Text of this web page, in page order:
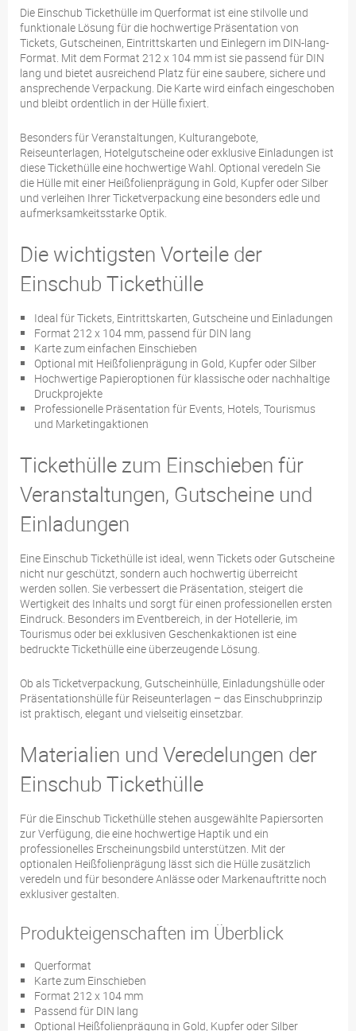
Die Einschub Tickethülle im Querformat ist eine stilvolle und
funktionale Lösung für die hochwertige Präsentation von
Tickets, Gutscheinen, Eintrittskarten und Einlegern im DIN-lang-
Format. Mit dem Format 212 x 104 mm ist sie passend für DIN
lang und bietet ausreichend Platz für eine saubere, sichere und
ansprechende Verpackung. Die Karte wird einfach eingeschoben
und bleibt ordentlich in der Hülle fixiert.
Besonders für Veranstaltungen, Kulturangebote,
Reiseunterlagen, Hotelgutscheine oder exklusive Einladungen ist
diese Tickethülle eine hochwertige Wahl. Optional veredeln Sie
die Hülle mit einer Heißfolienprägung in Gold, Kupfer oder Silber
und verleihen Ihrer Ticketverpackung eine besonders edle und
aufmerksamkeitsstarke Optik.
Die wichtigsten Vorteile der
Einschub Tickethülle
Ideal für Tickets, Eintrittskarten, Gutscheine und Einladungen
Format 212 x 104 mm, passend für DIN lang
Karte zum einfachen Einschieben
Optional mit Heißfolienprägung in Gold, Kupfer oder Silber
Hochwertige Papieroptionen für klassische oder nachhaltige
Druckprojekte
Professionelle Präsentation für Events, Hotels, Tourismus
und Marketingaktionen
Tickethülle zum Einschieben für
Veranstaltungen, Gutscheine und
Einladungen
Eine Einschub Tickethülle ist ideal, wenn Tickets oder Gutscheine
nicht nur geschützt, sondern auch hochwertig überreicht
werden sollen. Sie verbessert die Präsentation, steigert die
Wertigkeit des Inhalts und sorgt für einen professionellen ersten
Eindruck. Besonders im Eventbereich, in der Hotellerie, im
Tourismus oder bei exklusiven Geschenkaktionen ist eine
bedruckte Tickethülle eine überzeugende Lösung.
Ob als Ticketverpackung, Gutscheinhülle, Einladungshülle oder
Präsentationshülle für Reiseunterlagen – das Einschubprinzip
ist praktisch, elegant und vielseitig einsetzbar.
Materialien und Veredelungen der
Einschub Tickethülle
Für die Einschub Tickethülle stehen ausgewählte Papiersorten
zur Verfügung, die eine hochwertige Haptik und ein
professionelles Erscheinungsbild unterstützen. Mit der
optionalen Heißfolienprägung lässt sich die Hülle zusätzlich
veredeln und für besondere Anlässe oder Markenauftritte noch
exklusiver gestalten.
Produkteigenschaften im Überblick
Querformat
Karte zum Einschieben
Format 212 x 104 mm
Passend für DIN lang
Optional Heißfolienprägung in Gold, Kupfer oder Silber